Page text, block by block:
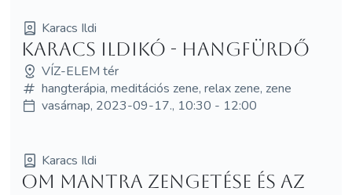
Karacs Ildi
Karacs Ildikó - HANGFÜRDŐ
VÍZ-ELEM tér
hangterápia, meditációs zene, relax zene, zene
vasárnap, 2023-09-17., 10:30 - 12:00
Karacs Ildi
Om mantra zengetése és az